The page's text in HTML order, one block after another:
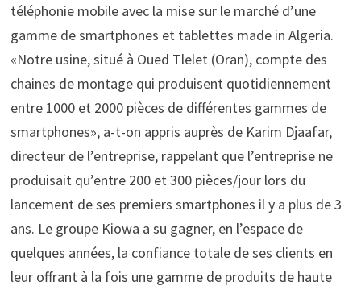
téléphonie mobile avec la mise sur le marché d’une
gamme de smartphones et tablettes made in Algeria.
«Notre usine, situé à Oued Tlelet (Oran), compte des
chaines de montage qui produisent quotidiennement
entre 1000 et 2000 pièces de différentes gammes de
smartphones», a-t-on appris auprès de Karim Djaafar,
directeur de l’entreprise, rappelant que l’entreprise ne
produisait qu’entre 200 et 300 pièces/jour lors du
lancement de ses premiers smartphones il y a plus de 3
ans. Le groupe Kiowa a su gagner, en l’espace de
quelques années, la confiance totale de ses clients en
leur offrant à la fois une gamme de produits de haute